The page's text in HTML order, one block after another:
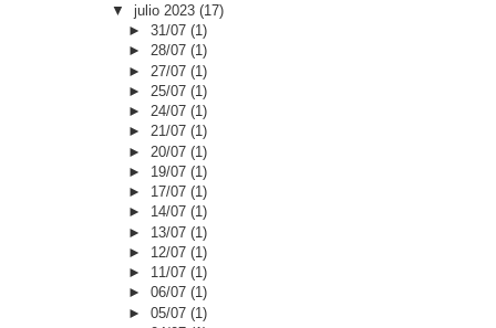
▼ julio 2023 (17)
►31/07(1)
►28/07(1)
► 27/07(1)
► 25/07(1)
►24/07(1)
►21/07(1)
► 20/07(1)
► 19/07(1)
► 17/07(1)
► 14/07(1)
► 13/07(1)
► 12/07(1)
► 11/07(1)
►06/07(1)
►05/07(1)